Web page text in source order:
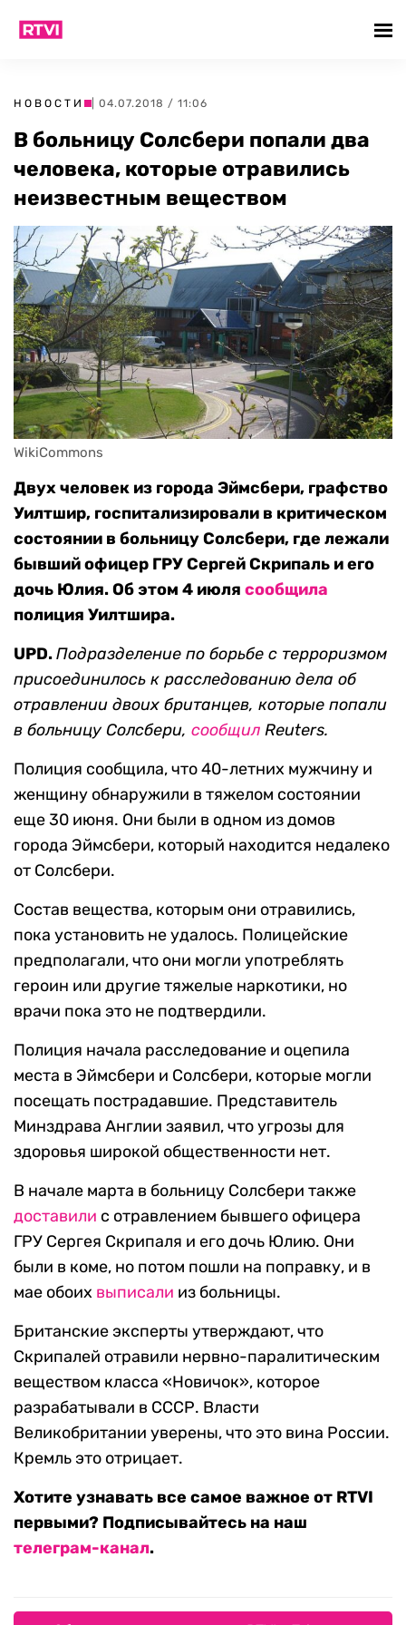
НОВОСТИ | 04.07.2018 / 11:06
В больницу Солсбери попали два
человека, которые отравились
неизвестным веществом
WikiCommons
Двух человек из города Эймсбери, графство
Уилтшир, госпитализировали в критическом
состоянии в больницу Солсбери, где лежали
бывший офицер ГРУ Сергей Скрипаль и его
дочь Юлия. Об этом 4 июля сообщила
полиция Уилтшира.
UPD.Подразделение по борьбе с терроризмом
присоединилось к расследованию дела об
отравлении двоих британцев, которые попали
в больницу Солсбери, сообщил Reuters.
Полиция сообщила, что 40-летних мужчину и
женщину обнаружили в тяжелом состоянии
еще 30 июня. Они были в одном из домов
города Эймсбери, который находится недалеко
от Солсбери.
Состав вещества, которым они отравились,
пока установить не удалось. Полицейские
предполагали, что они могли употреблять
героин или другие тяжелые наркотики, но
врачи пока это не подтвердили.
Полиция начала расследование и оцепила
места в Эймсбери и Солсбери, которые могли
посещать пострадавшие. Представитель
Минздрава Англии заявил, что угрозы для
здоровья широкой общественности нет.
В начале марта в больницу Солсбери также
доставили с отравлением бывшего офицера
ГРУ Сергея Скрипаля и его дочь Юлию. Они
были в коме, но потом пошли на поправку, и в
мае обоих выписали из больницы.
Британские эксперты утверждают, что
Скрипалей отравили нервно-паралитическим
веществом класса «Новичок», которое
разрабатывали в СССР. Власти
Великобритании уверены, что это вина России.
Кремль это отрицает.
Хотите узнавать все самое важное от RTVI
первыми? Подписывайтесь на наш
телеграм-канал.